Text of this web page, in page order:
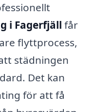
i Fagerfjäll får
flyttprocess,
städningen
Det kan
för att få